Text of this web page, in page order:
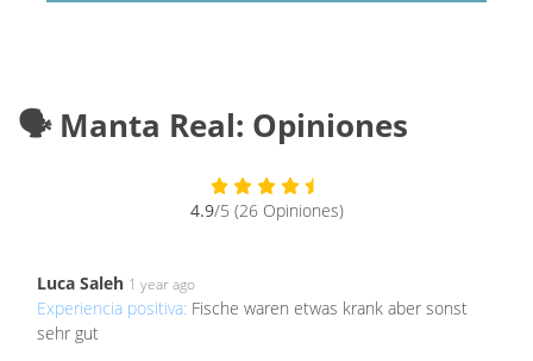
🗣️ Manta Real: Opiniones
4.9/5 (26 Opiniones)
Luca Saleh 1 year ago
Experiencia positiva: Fische waren etwas krank aber sonst
sehr gut